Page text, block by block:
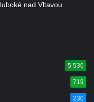
nad Vltavou
5 536
719
230